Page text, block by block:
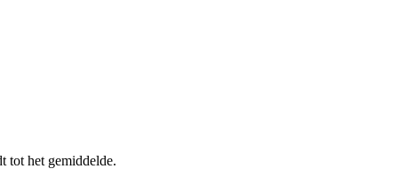
tot het gemiddelde.